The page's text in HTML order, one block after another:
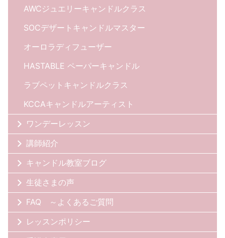
AWCジュエリーキャンドルクラス
SOCデザートキャンドルマスター
オーロラディフューザー
HASTABLE ペーパーキャンドル
ラブペットキャンドルクラス
KCCAキャンドルアーティスト
ワンデーレッスン
講師紹介
キャンドル教室ブログ
生徒さまの声
FAQ ～よくあるご質問
レッスンポリシー